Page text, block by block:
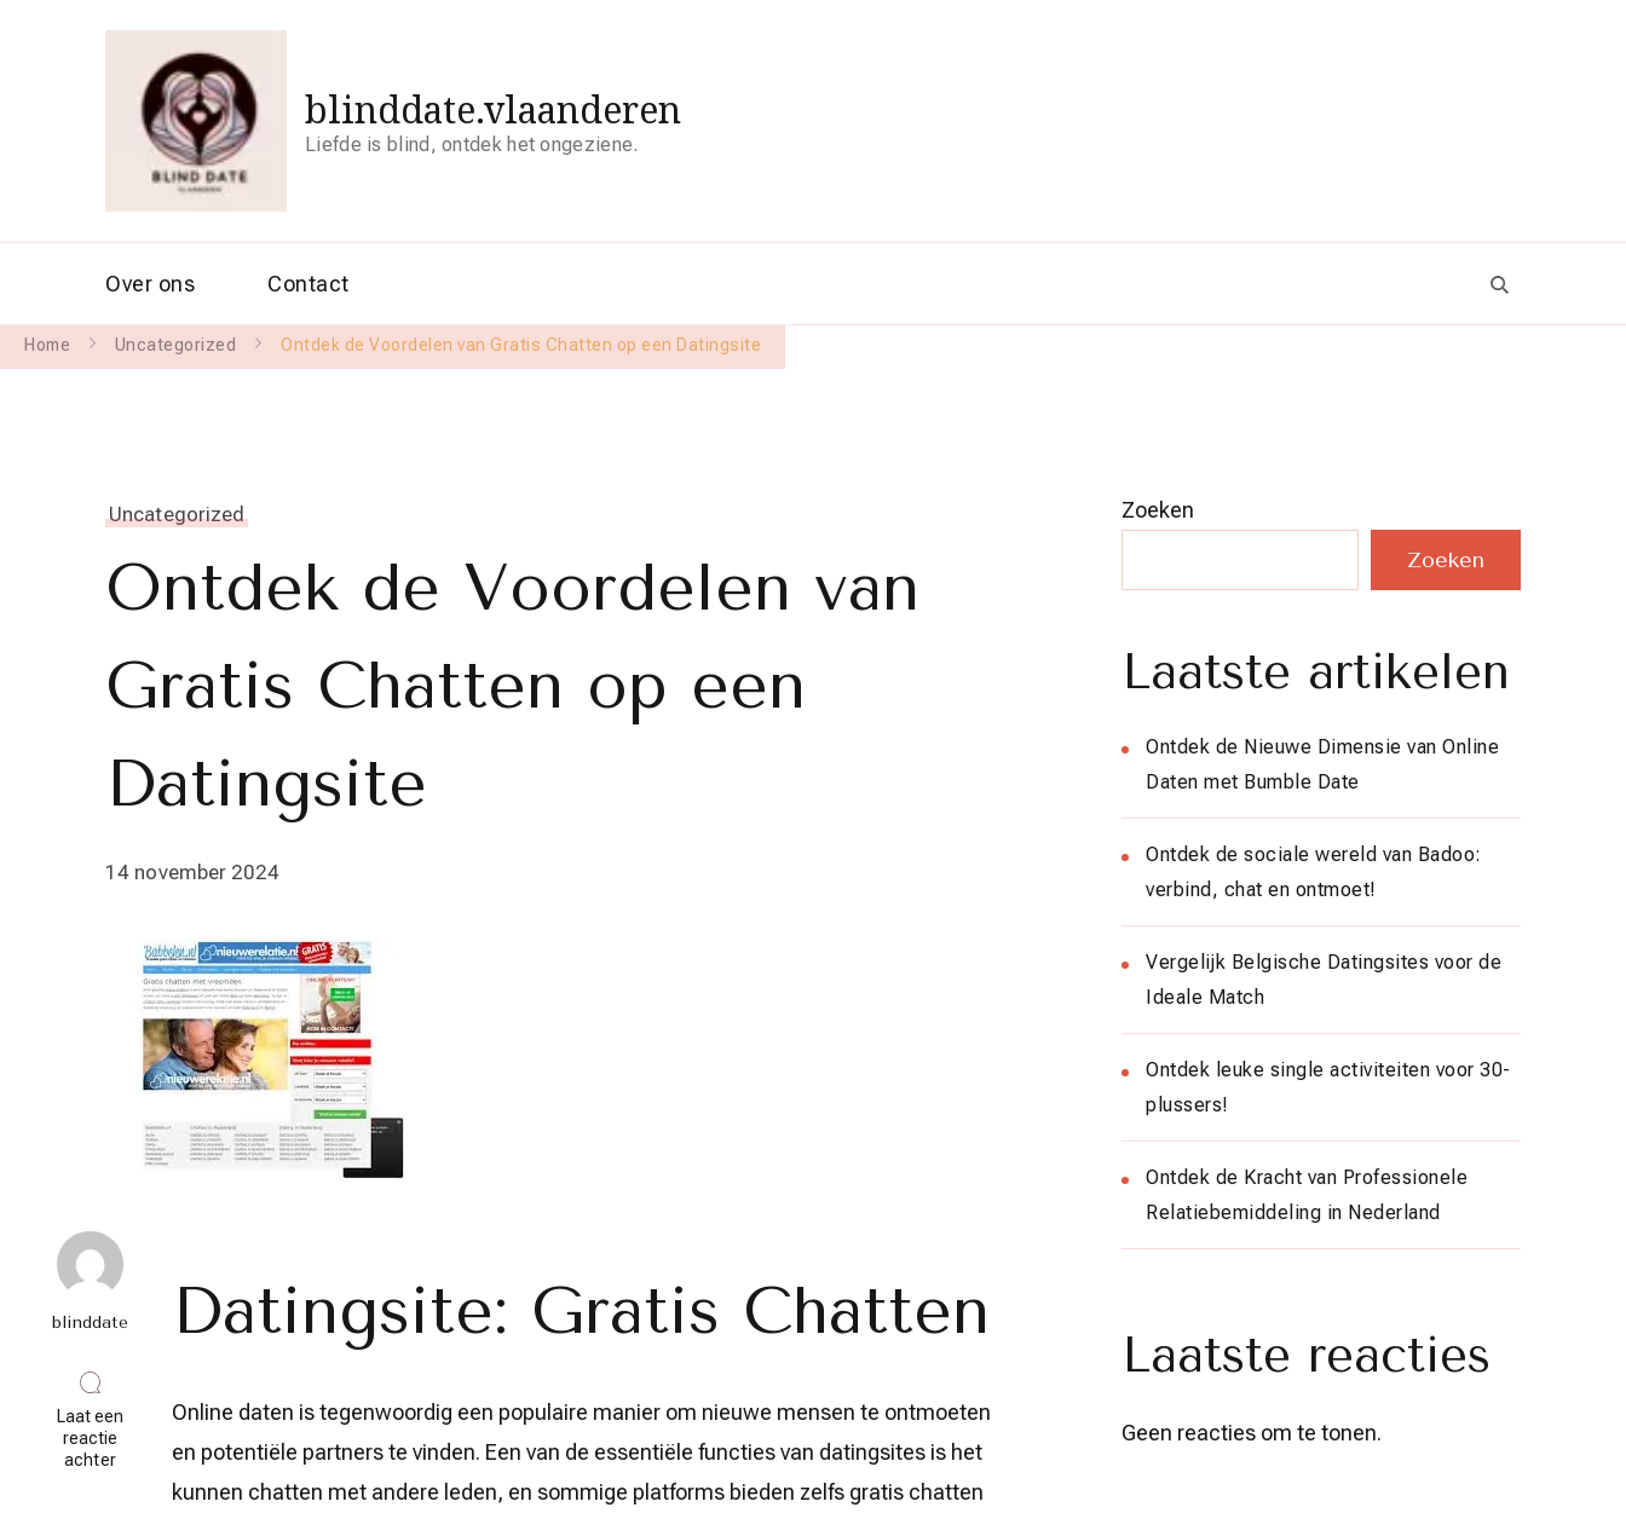
blinddate.vlaanderen
Liefde is blind, ontdek het ongeziene.
Over ons Contact
Home Uncategorized Ontdek de Voordelen van Gratis Chatten op een Datingsite
Uncategorized
Ontdek de Voordelen van
Gratis Chatten op een
Datingsite
14 november 2024
blinddate
Laat een
reactie
achterop
Datingsite: Gratis Chatten
Online daten is tegenwoordig een populaire manier om nieuwe mensen te ontmoeten
en potentiële partners te vinden. Een van de essentiële functies van datingsites is het
kunnen chatten met andere leden, en sommige platforms bieden zelfs gratis chatten
Zoeken
Zoeken
Laatste artikelen
Ontdek de Nieuwe Dimensie van Online
Daten met Bumble Date
Ontdek de sociale wereld van Badoo:
verbind, chat en ontmoet!
Vergelijk Belgische Datingsites voor de
Ideale Match
Ontdek leuke single activiteiten voor 30-
plussers!
Ontdek de Kracht van Professionele
Relatiebemiddeling in Nederland
Laatste reacties
Geen reacties om te tonen.